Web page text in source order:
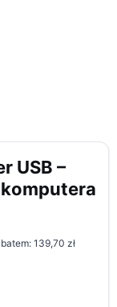
USB –
139,70 zł